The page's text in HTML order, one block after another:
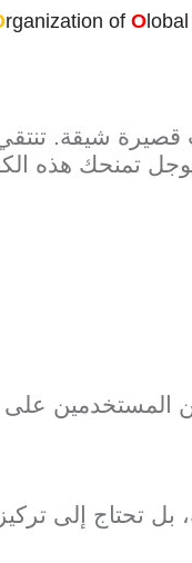
O
rganization of
قصيرة شيقة.
تمنحك هذه
على
تحتاج إلى